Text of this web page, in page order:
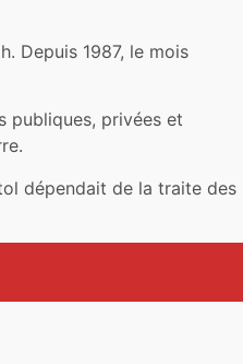
Depuis 1987, le mois
publiques, privées et
dépendait de la traite des